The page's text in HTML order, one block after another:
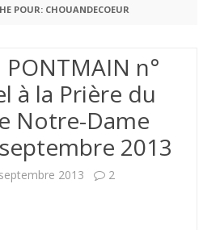
POUR: CHOUANDECOEUR
PONTMAIN n°
à la Prière du
Notre-Dame
2013
2013
2